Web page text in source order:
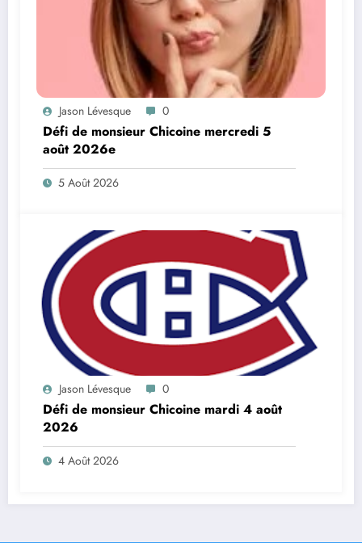
Jason Lévesque 0
Défi de monsieur Chicoine mercredi 5
août 2026e
5 Août 2026
Jason Lévesque 0
Défi de monsieur Chicoine mardi 4 août
2026
4 Août 2026